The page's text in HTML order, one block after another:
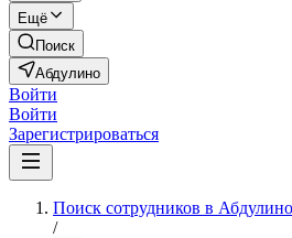
Ещё
Поиск
Абдулино
Войти
Войти
Зарегистрироваться
Поиск сотрудников в Абдулино
/